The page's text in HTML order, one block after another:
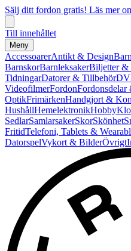
Sälj ditt fordon gratis! Läs mer
Till innehållet
Meny
AccessoarerAntikt & Design
BarnskorBarnleksakerBiljetter &
TidningarDatorer & Tillbehör
VideofilmerFordon
OptikFrimärkenHandgjort &
HushållHemelektronikHobby
SedlarSamlarsakerSkorSkönhet
FritidTelefoni, Tablets &
DatorspelVykort & BilderÖvrigt